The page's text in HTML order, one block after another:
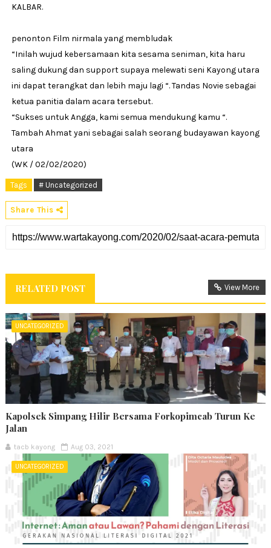
KALBAR.
penonton Film nirmala yang membludak
“Inilah wujud kebersamaan kita sesama seniman, kita haru
saling dukung dan support supaya melewati seni Kayong utara
ini dapat terangkat dan lebih maju lagi “. Tandas Novie sebagai
ketua panitia dalam acara tersebut.
“Sukses untuk Angga, kami semua mendukung kamu “.
Tambah Ahmat yani sebagai salah seorang budayawan kayong
utara
(WK / 02/02/2020)
Tags # Uncategorized
Share This
RELATED POST View More
UNCATEGORIZED
Kapolsek Simpang Hilir Bersama Forkopimcab Turun Ke
Jalan
tacb kayong Aug 03, 2021
UNCATEGORIZED